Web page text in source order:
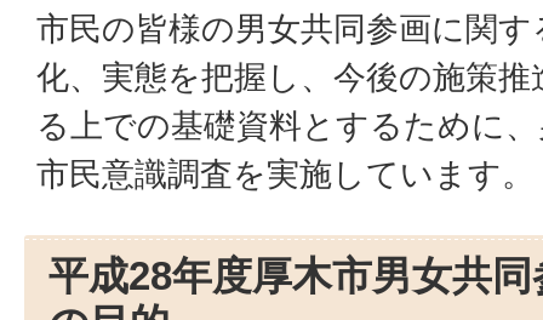
市民の皆様の男女共同参画に関
化、実態を把握し、今後の施策
る上での基礎資料とするために
市民意識調査を実施しています。
平成28年度厚木市男女共